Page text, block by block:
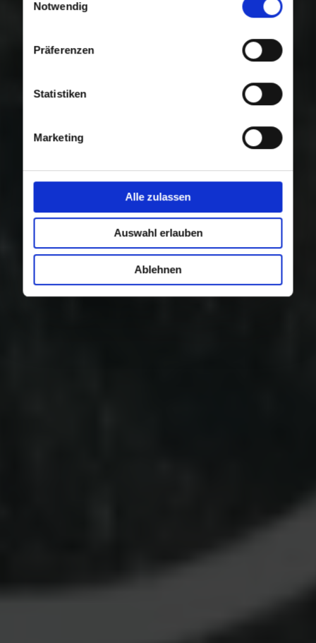
Nutzung der Dienste gesammelt haben.
Notwendig
Präferenzen
Statistiken
Marketing
Alle zulassen
Auswahl erlauben
Ablehnen